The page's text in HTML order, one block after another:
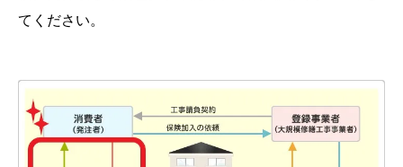
てください。